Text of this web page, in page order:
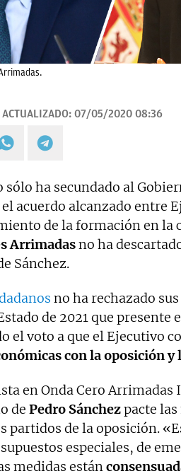
ACTUALIZADO: 07/05/2020 08:36
sólo ha secundado al
acuerdo alcanzado entre
de la formación en la
Arrimadasno ha
Sánchez.
no ha rechazado
de 2021 que presente
el voto a que el Ejecutivo
con la oposición y
en Onda Cero Arrimadas
de Pedro Sánchezpacte
partidos de la oposición.
especiales, de
medidas están